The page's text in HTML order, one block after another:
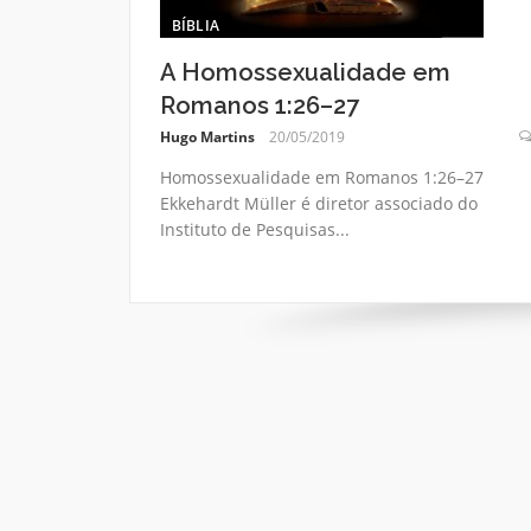
BÍBLIA
A Homossexualidade em
Romanos 1:26–27
Hugo Martins 20/05/2019
Homossexualidade em Romanos 1:26–27
Ekkehardt Müller é diretor associado do
Instituto de Pesquisas...